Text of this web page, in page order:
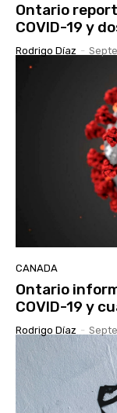
Ontario
COVID-19 y
Rodrigo Díaz -
CANADA
Ontario
COVID-19 y
Rodrigo Díaz -